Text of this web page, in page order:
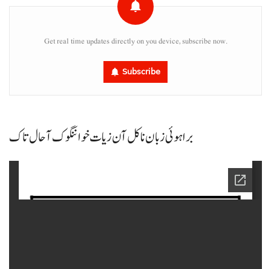
Get real time updates directly on you device, subscribe now.
Subscribe
براہوئی زبان نا کل آن زیات خواننگوک آ حال تاک